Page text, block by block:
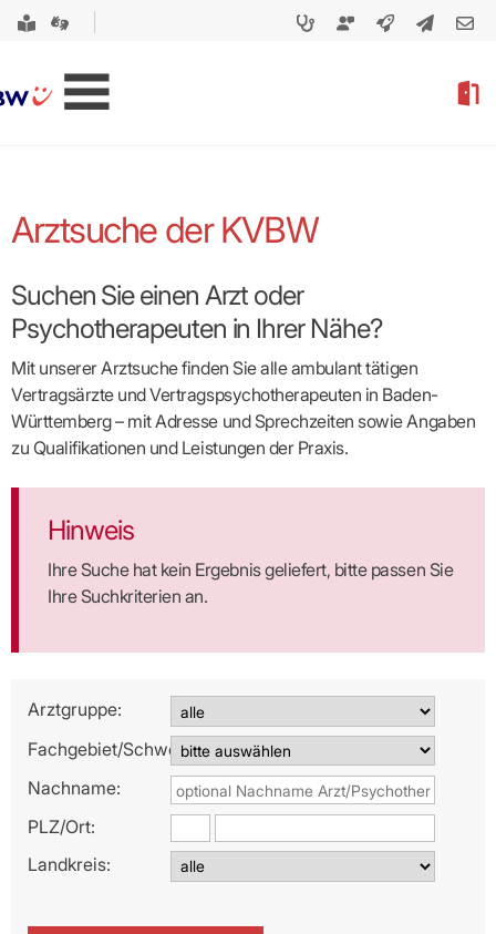
Arztsuche der KVBW
Suchen Sie einen Arzt oder
Psychotherapeuten in Ihrer Nähe?
Mit unserer Arztsuche finden Sie alle ambulant tätigen
Vertragsärzte und Vertragspsycho­therapeuten in Baden-
Württemberg – mit Adresse und Sprechzeiten sowie Angaben
zu Qualifikationen und Leistungen der Praxis.
Hinweis
Ihre Suche hat kein Ergebnis geliefert, bitte passen Sie
Ihre Suchkriterien an.
Arztgruppe:
Fachgebiet/Schwerpunkt:
Nachname:
PLZ/Ort:
Landkreis: